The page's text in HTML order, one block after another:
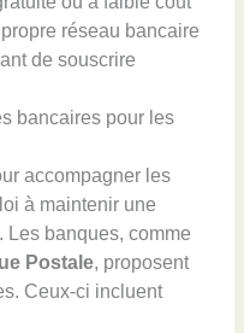
réseau bancaire
de souscrire
bancaires pour les
accompagner les
à maintenir une
Les banques, comme
Postale, proposent
Ceux-ci incluent